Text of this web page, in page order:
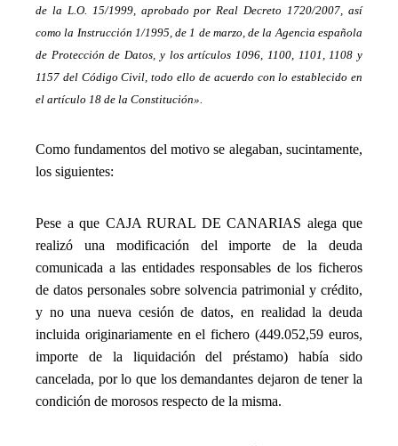
de la L.O. 15/1999, aprobado por Real Decreto 1720/2007, así
como la Instrucción 1/1995, de 1 de marzo, de la Agencia española
de Protección de Datos, y los artículos 1096, 1100, 1101, 1108 y
1157 del Código Civil, todo ello de acuerdo con lo establecido en
el artículo 18 de la Constitución».
Como fundamentos del motivo se alegaban, sucintamente,
los siguientes:
Pese a que CAJA RURAL DE CANARIAS alega que
realizó una modificación del importe de la deuda
comunicada a las entidades responsables de los ficheros
de datos personales sobre solvencia patrimonial y crédito,
y no una nueva cesión de datos, en realidad la deuda
incluida originariamente en el fichero (449.052,59 euros,
importe de la liquidación del préstamo) había sido
cancelada, por lo que los demandantes dejaron de tener la
condición de morosos respecto de la misma.